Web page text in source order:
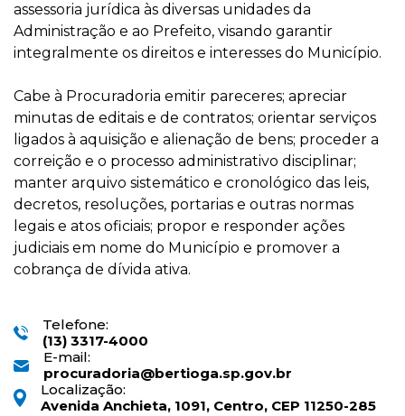
assessoria jurídica às diversas unidades da
Administração e ao Prefeito, visando garantir
integralmente os direitos e interesses do Município.
Cabe à Procuradoria emitir pareceres; apreciar
minutas de editais e de contratos; orientar serviços
ligados à aquisição e alienação de bens; proceder a
correição e o processo administrativo disciplinar;
manter arquivo sistemático e cronológico das leis,
decretos, resoluções, portarias e outras normas
legais e atos oficiais; propor e responder ações
judiciais em nome do Município e promover a
cobrança de dívida ativa.
Telefone:
(13) 3317-4000
E-mail:
procuradoria@bertioga.sp.gov.br
Localização:
Avenida Anchieta, 1091, Centro, CEP 11250-285